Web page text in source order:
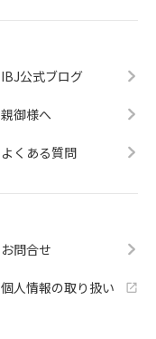
IBJ公式ブログ
親御様へ
よくある質問
お問合せ
個人情報の取り扱い